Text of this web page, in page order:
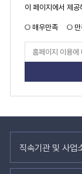
페
이
만
도
이 페이지에서 제
매우만족
페
도
가
관
관
직속기관 및 사업